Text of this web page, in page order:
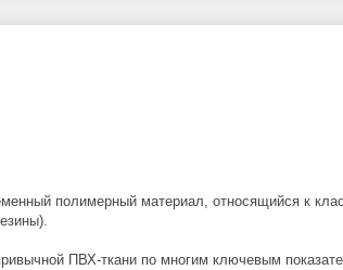
полимерный материал, относящийся к
ПВХ-ткани по многим ключевым